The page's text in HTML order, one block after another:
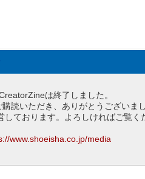
は終了しました。
読いただき、ありがとうございまし
ております。よろしければご覧く
www.shoeisha.co.jp/media